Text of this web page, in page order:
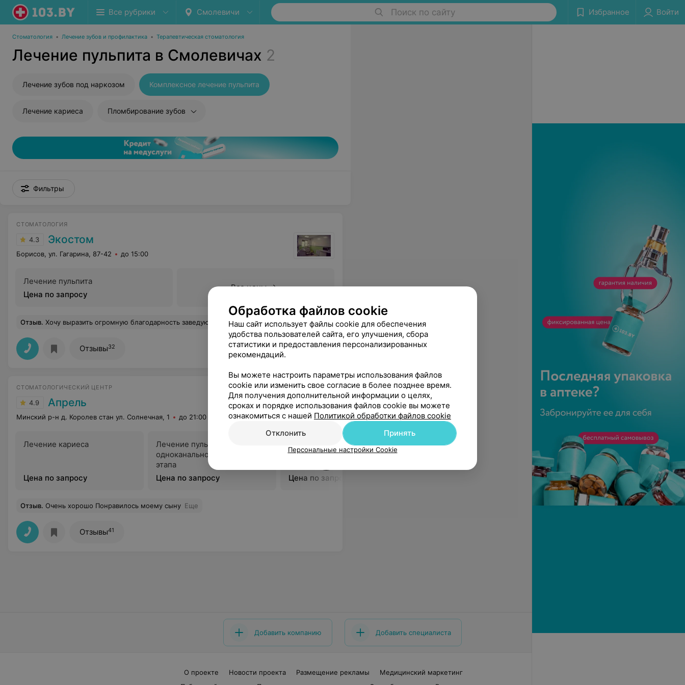
Все рубрики Смолевичи Поиск по сайту Избранное Войти
Стоматология • Лечение зубов и профилактика • Терапевтическая стоматология
Лечение пульпита в Смолевичах 2
Лечение зубов под наркозом Комплексное лечение пульпита
Лечение кариеса Пломбирование зубов
Фильтры
СТОМАТОЛОГИЯ
4.3 Экостом
Борисов, ул. Гагарина, 87-42 до 15:00
Лечение пульпита
Цена по запросу
Все цены
Отзыв. Хочу выразить огромную благодарность заведующей Анжеле Евгеньевне и Эдуарду Романовичу за высокий профессионализм! Еще
Отзывы32
СТОМАТОЛОГИЧЕСКИЙ ЦЕНТР
4.9 Апрель
Минский р-н д. Королев стан ул. Солнечная, 1 до 21:00
Лечение кариеса
Цена по запросу
Лечение пульпита
одноканального зуба в 3
этапа
Цена по запросу
Лечение пульпита
двухканального зуба в 3
Цена по запросу
Лечение пульпита
Лечение пульпита молочного
зуба
Цена по запросу
Отзыв. Очень хорошо Понравилось моему сыну Еще
Отзывы41
Добавить компанию Добавить специалиста
О проекте Новости проекта Размещение рекламы
Медицинский маркетинг
Обработка файлов cookie
Наш сайт использует файлы cookie для обеспечения
удобства пользователей сайта, его улучшения, сбора
статистики и предоставления персонализированных
рекомендаций.
Вы можете настроить параметры использования файлов
cookie или изменить свое согласие в более позднее время.
Для получения дополнительной информации о целях,
сроках и порядке использования файлов cookie вы можете
ознакомиться с нашей Политикой обработки файлов cookie
Отклонить
Принять
Персональные настройки Cookie